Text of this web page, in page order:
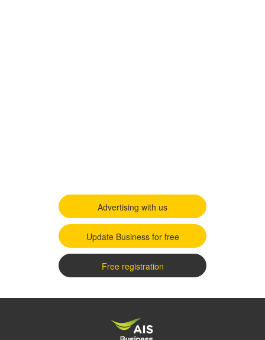
Advertising with us
Update Business for free
Free registration